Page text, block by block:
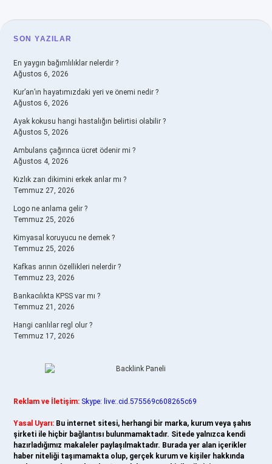
SIDEBAR
SON YAZILAR
En yaygın bağımlılıklar nelerdir ?
Ağustos 6, 2026
Kur’an’ın hayatımızdaki yeri ve önemi nedir ?
Ağustos 6, 2026
Ayak kokusu hangi hastalığın belirtisi olabilir ?
Ağustos 5, 2026
Ambulans çağırınca ücret ödenir mi ?
Ağustos 4, 2026
Kızlık zarı dikimini erkek anlar mı ?
Temmuz 27, 2026
Logo ne anlama gelir ?
Temmuz 25, 2026
Kimyasal koruyucu ne demek ?
Temmuz 25, 2026
Kafkas arının özellikleri nelerdir ?
Temmuz 23, 2026
Bankacılıkta KPSS var mı ?
Temmuz 21, 2026
Hangi canlılar regl olur ?
Temmuz 17, 2026
Reklam ve İletişim: Skype: live:.cid.575569c608265c69
Yasal Uyarı: Bu internet sitesi, herhangi bir marka, kurum veya şahıs
şirketi ile hiçbir bağlantısı bulunmamaktadır. Sitede yalnızca kendi
hazırladığımız makaleler paylaşılmaktadır. Burada yer alan içerikler
haber niteliği taşımamakta olup, gerçek kurum ve kişiler hakkında